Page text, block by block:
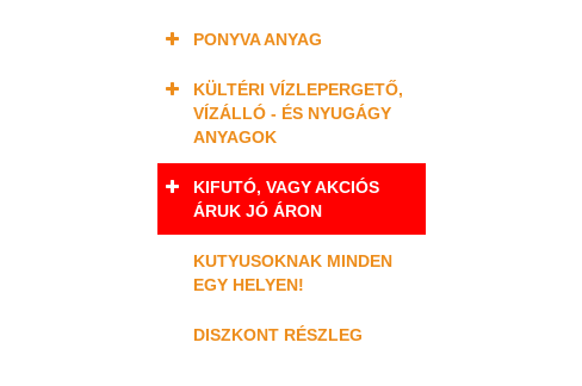
PONYVA ANYAG
KÜLTÉRI VÍZLEPERGETŐ,
VÍZÁLLÓ - ÉS NYUGÁGY
ANYAGOK
KIFUTÓ, VAGY AKCIÓS
ÁRUK JÓ ÁRON
KUTYUSOKNAK MINDEN
EGY HELYEN!
DISZKONT RÉSZLEG